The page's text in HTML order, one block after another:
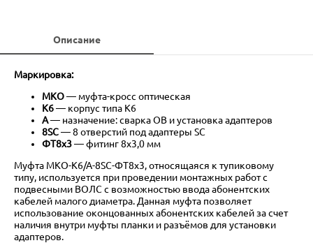
Описание
Маркировка:
МКО— муфта-кросс оптическая
К6— корпус типа К6
А— назначение: сварка ОВ и установка адаптеров
8SC— 8 отверстий под адаптеры SC
ФТ8x3— фитинг 8x3,0 мм
Муфта МКО-К6/А-8SC-ФТ8х3, относящаяся к тупиковому
типу, используется при проведении монтажных работ с
подвесными ВОЛС с возможностью ввода абонентских
кабелей малого диаметра. Данная муфта позволяет
использование оконцованных абонентских кабелей за счет
наличия внутри муфты планки и разъёмов для установки
адаптеров.